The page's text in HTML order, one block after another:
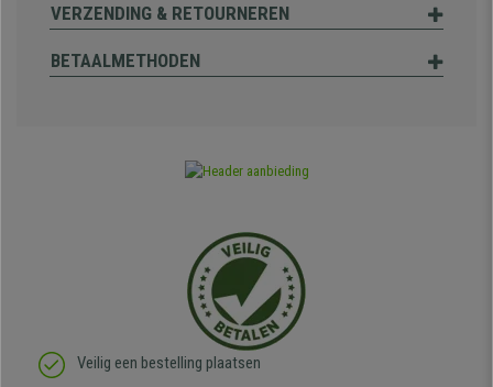
VERZENDING & RETOURNEREN
BETAALMETHODEN
Veilig een bestelling plaatsen